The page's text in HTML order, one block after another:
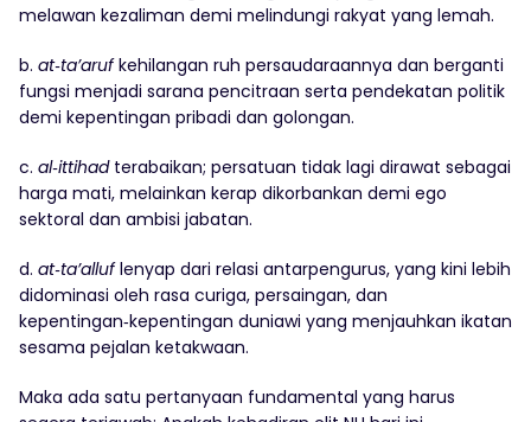
melawan kezaliman demi melindungi rakyat yang lemah.
b. at‑ta’arufkehilangan ruh persaudaraannya dan berganti
fungsi menjadi sarana pencitraan serta pendekatan politik
demi kepentingan pribadi dan golongan.
c. al‑ittihadterabaikan; persatuan tidak lagi dirawat sebagai
harga mati, melainkan kerap dikorbankan demi ego
sektoral dan ambisi jabatan.
d. at‑ta’alluflenyap dari relasi antarpengurus, yang kini lebih
didominasi oleh rasa curiga, persaingan, dan
kepentingan‑kepentingan duniawi yang menjauhkan ikatan
sesama pejalan ketakwaan.
Maka ada satu pertanyaan fundamental yang harus